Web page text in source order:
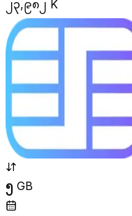
၂၃,၉၈၂ K
၅ GB